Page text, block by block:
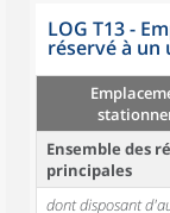
LOG T13 -
réservé à un
Ensemble des
principales
dont disposant